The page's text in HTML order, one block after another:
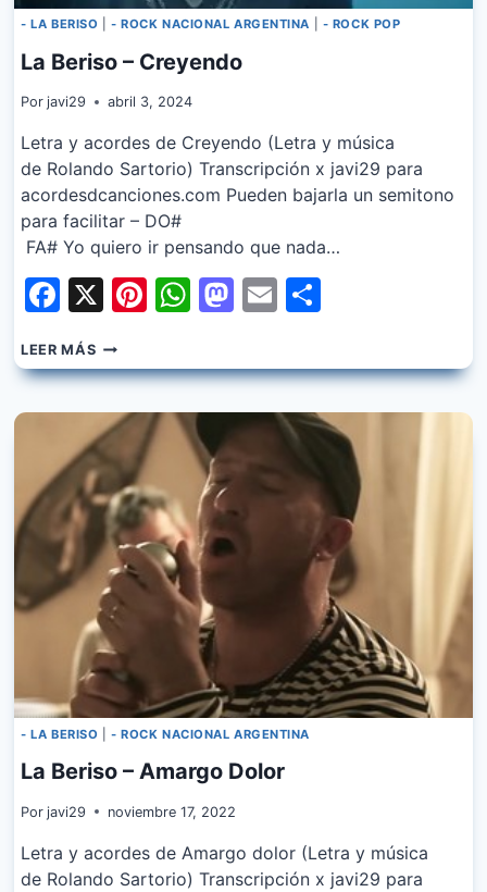
- LA BERISO |- ROCK NACIONAL ARGENTINA - ROCK POP
La Beriso – Creyendo
Por javi29 abril 3, 2024
Letra y acordes de Creyendo (Letra y música
de Rolando Sartorio) Transcripción x javi29 para
acordesdcanciones.com Pueden bajarla un semitono
para facilitar – DO#
FA# Yo quiero ir pensando que nada…
Facebook
X Pinterest
WhatsApp
Mastodon
Email
LEER MÁSLA
BERISO
–
- LA BERISO |- ROCK NACIONAL ARGENTINA
La Beriso – Amargo Dolor
Por javi29 noviembre 17, 2022
Letra y acordes de Amargo dolor (Letra y música
de Rolando Sartorio) Transcripción x javi29 para